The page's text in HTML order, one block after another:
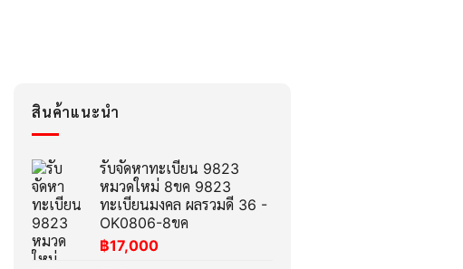
สินค้าแนะนำ
รับจัดหาทะเบียน 9823
หมวดใหม่ 8ขค 9823
ทะเบียนมงคล ผลรวมดี 36 -
OK0806-8ขค
฿17,000